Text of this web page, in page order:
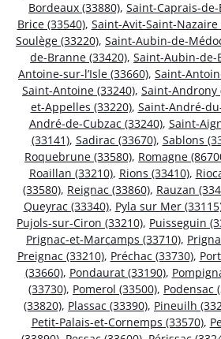
Bordeaux (33880), Saint-Caprais-de-
Brice (33540), Saint-Avit-Saint-Nazaire
Soulège (33220), Saint-Aubin-de-
de-Branne (33420), Saint-Aubin-de-
Antoine-sur-l’Isle (33660), Saint-
Saint-Antoine (33240), Saint-Androny
et-Appelles (33220), Saint-André-
André-de-Cubzac (33240), Saint-
(33141), Sadirac (33670), Sablons
Roquebrune (33580), Romagne
Roaillan (33210), Rions (33410),
(33580), Reignac (33860), Rauzan
Queyrac (33340), Pyla sur Mer
Pujols-sur-Ciron (33210), Puisseguin
Prignac-et-Marcamps (33710),
Preignac (33210), Préchac (33730),
(33660), Pondaurat (33190),
(33730), Pomerol (33500), Podensac
(33820), Plassac (33390), Pineuilh
Petit-Palais-et-Cornemps (33570),